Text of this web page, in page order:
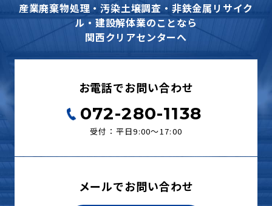
産業廃棄物処理・汚染土壌調査・非鉄金属リサイク
ル・建設解体業のことなら
関西クリアセンターへ
お電話でお問い合わせ
072-280-1138
受付：平日9:00〜17:00
メールでお問い合わせ